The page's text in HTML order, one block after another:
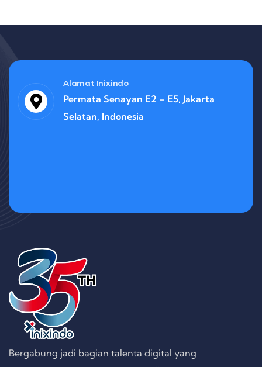
Alamat Inixindo
Permata Senayan E2 – E5, Jakarta
Selatan, Indonesia
Bergabung jadi bagian talenta digital yang